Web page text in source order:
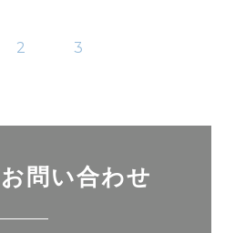
2 3
問い合わせ